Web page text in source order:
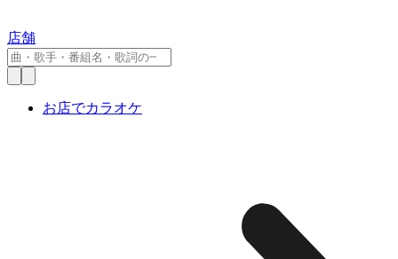
店舗
お店でカラオケ